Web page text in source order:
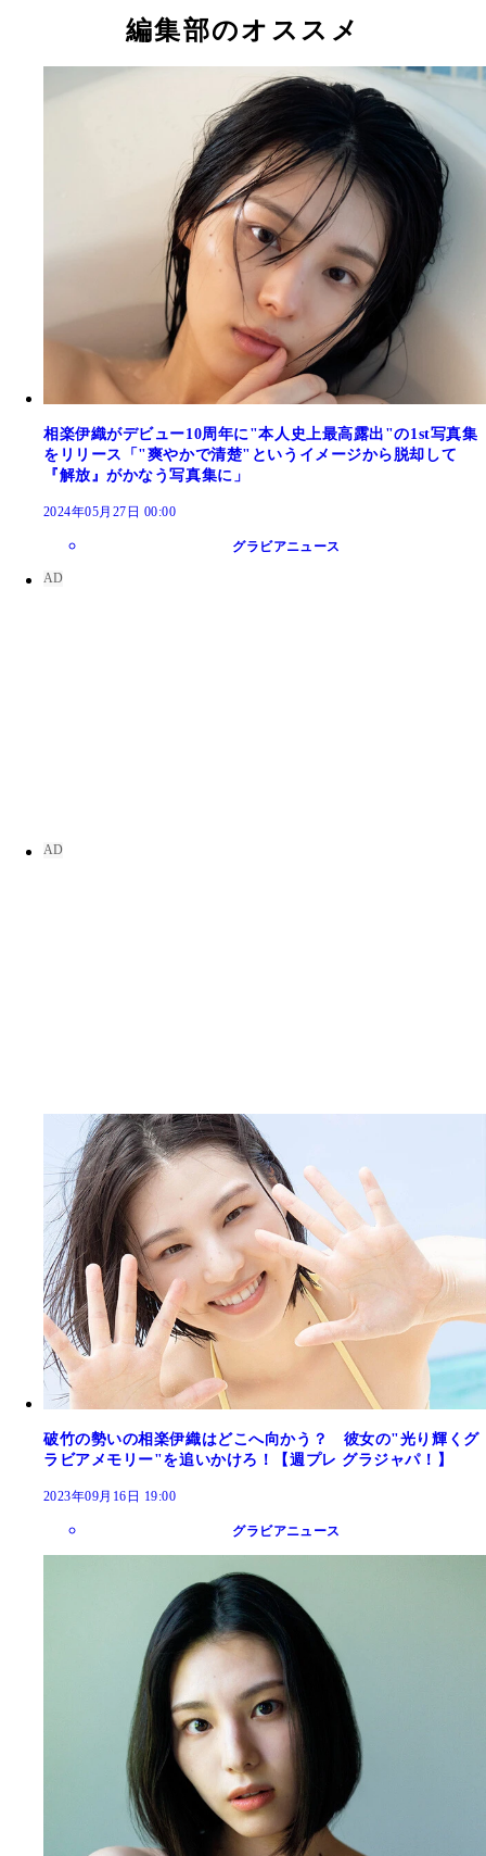
相楽伊織編集部のオススメ
相楽伊織がデビュー10周年に"本人史上最高露出"の1st写真集
をリリース「"爽やかで清楚"というイメージから脱却して
『解放』がかなう写真集に」
2024年05月27日 00:00
グラビアニュース
破竹の勢いの相楽伊織はどこへ向かう？ 彼女の"光り輝くグ
ラビアメモリー"を追いかけろ！【週プレ グラジャパ！】
2023年09月16日 19:00
グラビアニュース